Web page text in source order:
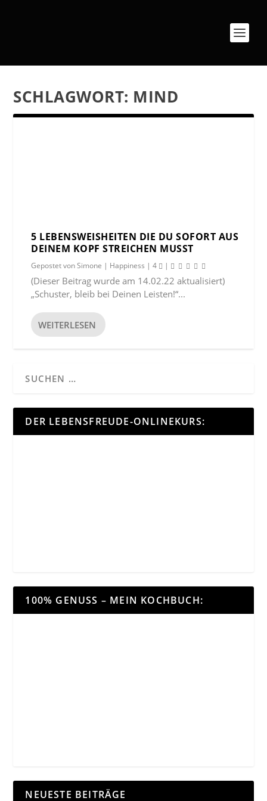
SCHLAGWORT: MIND
5 LEBENSWEISHEITEN DIE DU SOFORT AUS
DEINEM KOPF STREICHEN MUSST
Gepostet vonSimone | Happiness |4 |
(Dieser Beitrag wurde am 14.02.22 aktualisiert)
„Schuster, bleib bei Deinen Leisten!“...
WEITERLESEN
DER LEBENSFREUDE-ONLINEKURS:
100% GENUSS – MEIN KOCHBUCH:
NEUESTE BEITRÄGE